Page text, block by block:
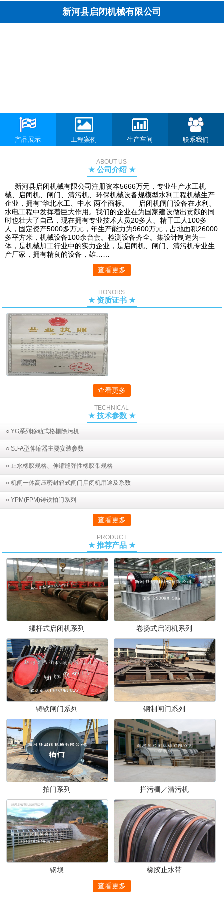
新河县启闭机械有限公司
产品展示 工程案例 生产车间 联系我们
ABOUT US
★ 公司介绍 ★
新河县启闭机械有限公司注册资本5666万元，专业生产水工机
械、启闭机、闸门、清污机、环保机械设备规模型水利工程机械生产
企业，拥有“华北水工、中水”两个商标。 启闭机闸门设备在水利、
水电工程中发挥着巨大作用。我们的企业在为国家建设做出贡献的同
时也壮大了自己，现在拥有专业技术人员20多人、精干工人100多
人，固定资产5000多万元，年生产能力为9600万元，占地面积26000
多平方米，机械设备100余台套。检测设备齐全。集设计制造为一
体，是机械加工行业中的实力企业，是启闭机、闸门、清污机专业生
产厂家，拥有精良的设备，雄……
查看更多
HONORS
★ 资质证书 ★
查看更多
TECHNICAL
★ 技术参数 ★
○ YG系列移动式格栅除污机
○ SJ-A型伸缩器主要安装参数
○ 止水橡胶规格、伸缩缝弹性橡胶带规格
○ 机闸一体高压密封箱式闸门启闭机用途及系数
○ YPM(FPM)铸铁拍门系列
查看更多
PRODUCT
★ 推荐产品 ★
螺杆式启闭机系列 卷扬式启闭机系列
铸铁闸门系列 钢制闸门系列
拍门系列 拦污栅／清污机
钢坝 橡胶止水带
查看更多